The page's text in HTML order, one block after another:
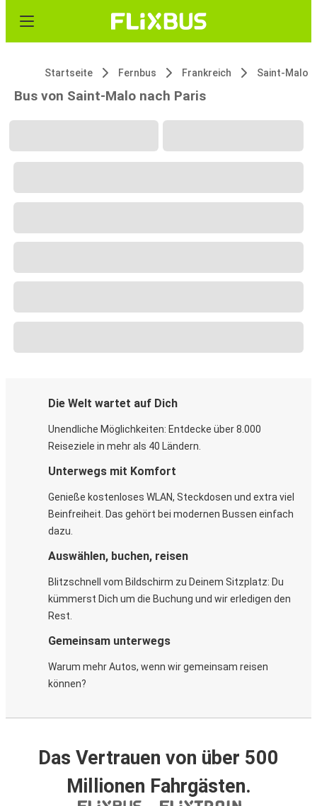
Startseite Fernbus Frankreich Saint-Malo
Bus von Saint-Malo nach Paris
Die Welt wartet auf Dich
Unendliche Möglichkeiten: Entdecke über 8.000
Reiseziele in mehr als 40 Ländern.
Unterwegs mit Komfort
Genieße kostenloses WLAN, Steckdosen und extra viel
Beinfreiheit. Das gehört bei modernen Bussen einfach
dazu.
Auswählen, buchen, reisen
Blitzschnell vom Bildschirm zu Deinem Sitzplatz: Du
kümmerst Dich um die Buchung und wir erledigen den
Rest.
Gemeinsam unterwegs
Warum mehr Autos, wenn wir gemeinsam reisen
können?
Das Vertrauen von über 500
Millionen Fahrgästen.